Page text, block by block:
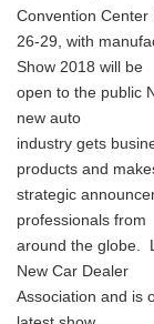
Convention Center
26-29, with
Show 2018 will be
open to the public
new auto
industry gets
products and
strategic
professionals from
around the globe.
New Car Dealer
Association and is